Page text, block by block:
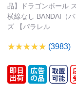
品】ドラゴンボール
横線なし BANDAI（
ズ 【パラレル
(3983)